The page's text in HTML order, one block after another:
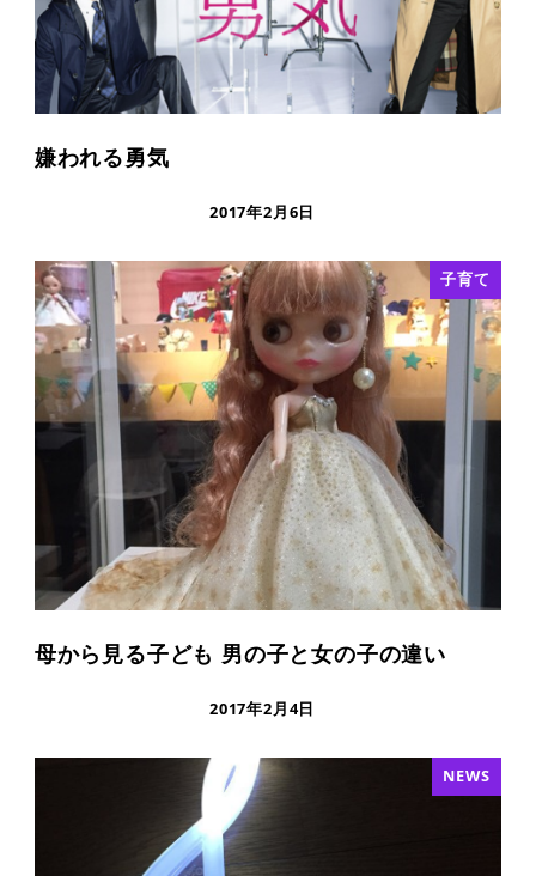
嫌われる勇気
2017年2月6日
子育て
母から見る子ども 男の子と女の子の違い
2017年2月4日
NEWS